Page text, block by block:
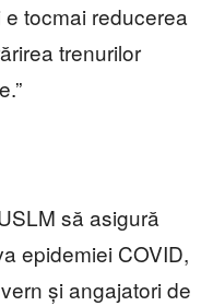
e tocmai reducerea
trenurilor
să asigură
epidemiei COVID,
și angajatori de